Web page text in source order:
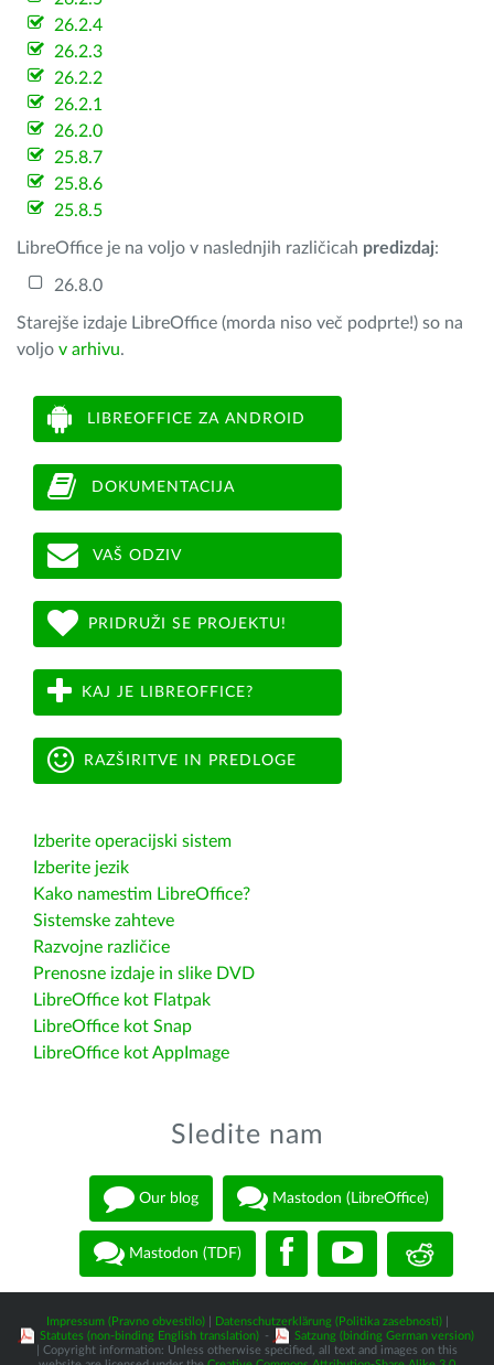
26.2.4
26.2.3
26.2.2
26.2.1
26.2.0
25.8.7
25.8.6
25.8.5
LibreOffice je na voljo v naslednjih različicah predizdaj:
26.8.0
Starejše izdaje LibreOffice (morda niso več podprte!) so na
voljo v arhivu.
LIBREOFFICE ZA ANDROID
DOKUMENTACIJA
VAŠ ODZIV
PRIDRUŽI SE PROJEKTU!
KAJ JE LIBREOFFICE?
RAZŠIRITVE IN PREDLOGE
Izberite operacijski sistem
Izberite jezik
Kako namestim LibreOffice?
Sistemske zahteve
Razvojne različice
Prenosne izdaje in slike DVD
LibreOffice kot Flatpak
LibreOffice kot Snap
LibreOffice kot AppImage
Sledite nam
Our blog Mastodon (LibreOffice)
Mastodon (TDF)
Impressum (Pravno obvestilo)| Datenschutzerklärung (Politika zasebnosti)|
Statutes (non-binding English translation) -
Satzung (binding German version)
| Copyright information: Unless otherwise specified, all text and images on this